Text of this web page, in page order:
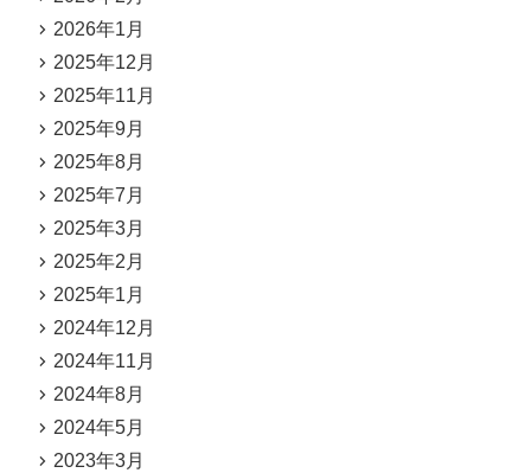
2026年1月
2025年12月
2025年11月
2025年9月
2025年8月
2025年7月
2025年3月
2025年2月
2025年1月
2024年12月
2024年11月
2024年8月
2024年5月
2023年3月